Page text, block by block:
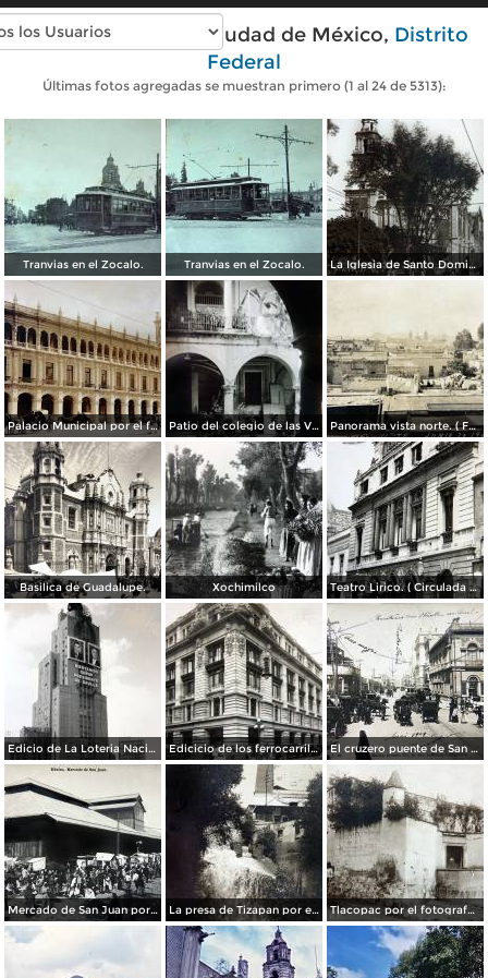
Fotos antiguas de Ciudad de México, Distrito
Federal
Últimas fotos agregadas se muestran primero (1 al 24 de 5313):
Tranvias en el Zocalo. Tranvias en el Zocalo. La Iglesia de Santo Domingo.
Palacio Municipal por el fotografo Hugo Brehme.. Patio del colegio de las Vizcainas por el fotografo Hugo Brehme. Panorama vista norte. ( Fechada el 20 de Junio de 1905 ).
Basilica de Guadalupe. Xochimilco Teatro Lirico. ( Circulada el 1 de Agosto de 1926 ).
Edicio de La Loteria Nacional Ciudad de México Abril de 1964 Edicicio de los ferrocarriles. El cruzero puente de San Francisco y Guardiola por el fotografo Felix Miret.
Mercado de San Juan por el fotografo Felix Miret La presa de Tizapan por el fotografo Fernando Kososky. ( Circulada el 22 de Diembre de 1910 ). Tlacopac por el fotografo Hugo Brehme.